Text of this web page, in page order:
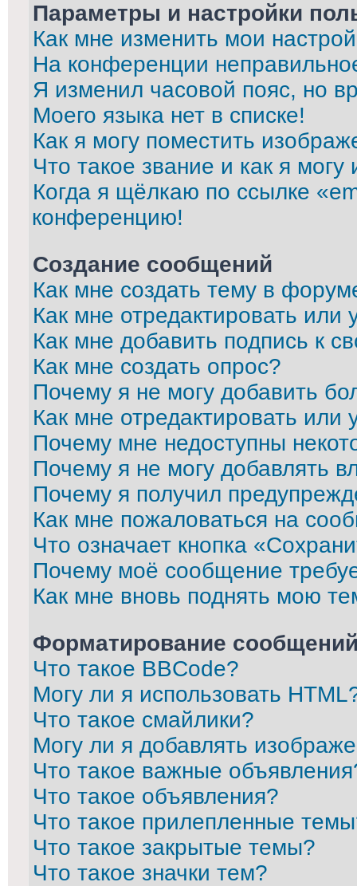
Параметры и настройки
Как мне изменить мои
На конференции
Я изменил часовой пояс, но
Моего языка нет в списке!
Как я могу поместить
Что такое звание и как я могу
Когда я щёлкаю по ссылке
конференцию!
Создание сообщений
Как мне создать тему в
Как мне отредактировать
Как мне добавить подпись к
Как мне создать опрос?
Почему я не могу добавить
Как мне отредактировать или
Почему мне недоступны
Почему я не могу добавлять
Почему я получил
Как мне пожаловаться на
Что означает кнопка
Почему моё сообщение
Как мне вновь поднять мою
Форматирование
Что такое BBCode?
Могу ли я использовать
Что такое смайлики?
Могу ли я добавлять
Что такое важные
Что такое объявления?
Что такое прилепленные
Что такое закрытые темы?
Что такое значки тем?